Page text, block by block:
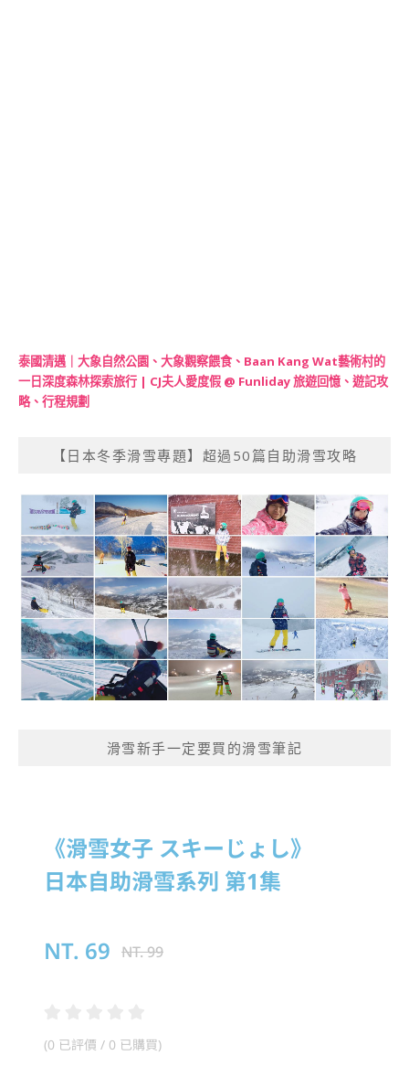
泰國清邁｜大象自然公園、大象觀察餵食、Baan Kang Wat藝術村的
一日深度森林探索旅行 | CJ夫人愛度假 @ Funliday 旅遊回憶、遊記攻
略、行程規劃
【日本冬季滑雪專題】超過50篇自助滑雪攻略
滑雪新手一定要買的滑雪筆記